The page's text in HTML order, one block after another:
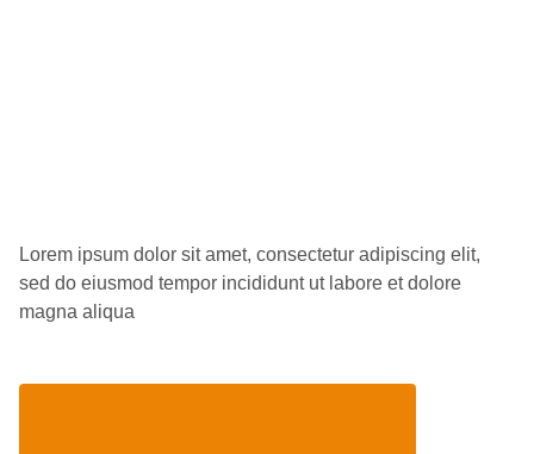
Lorem ipsum dolor sit amet, consectetur adipiscing elit,
sed do eiusmod tempor incididunt ut labore et dolore
magna aliqua